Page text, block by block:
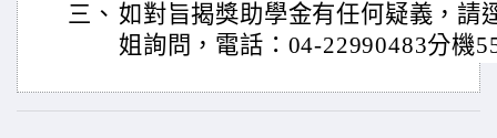
三、 如對旨揭獎助學金有任何疑義，請
姐詢問，電話：04-22990483分機